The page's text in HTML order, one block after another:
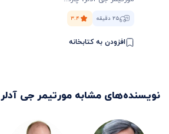
۲۵ دقیقه ۳.۴
افزودن به کتابخانه
نویسنده‌های مشابه مورتیمر جی آدلر